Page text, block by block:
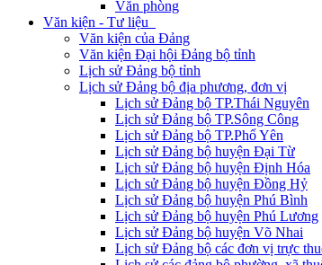
Văn phòng
Văn kiện - Tư liệu
Văn kiện của Đảng
Văn kiện Đại hội Đảng bộ tỉnh
Lịch sử Đảng bộ tỉnh
Lịch sử Đảng bộ địa phương, đơn vị
Lịch sử Đảng bộ TP.Thái Nguyên
Lịch sử Đảng bộ TP.Sông Công
Lịch sử Đảng bộ TP.Phổ Yên
Lịch sử Đảng bộ huyện Đại Từ
Lịch sử Đảng bộ huyện Định Hóa
Lịch sử Đảng bộ huyện Đồng Hỷ
Lịch sử Đảng bộ huyện Phú Bình
Lịch sử Đảng bộ huyện Phú Lương
Lịch sử Đảng bộ huyện Võ Nhai
Lịch sử Đảng bộ các đơn vị trực